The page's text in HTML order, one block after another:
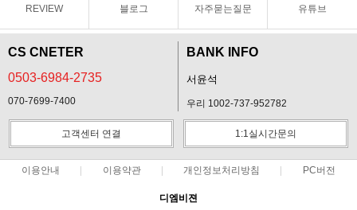
REVIEW 블로그 자주묻는질문 유튜브
CS CNETER
0503-6984-2735
070-7699-7400
BANK INFO
서윤석
우리 1002-737-952782
고객센터 연결 1:1실시간문의
이용안내 이용약관 개인정보처리방침 PC버전
디엠비젼